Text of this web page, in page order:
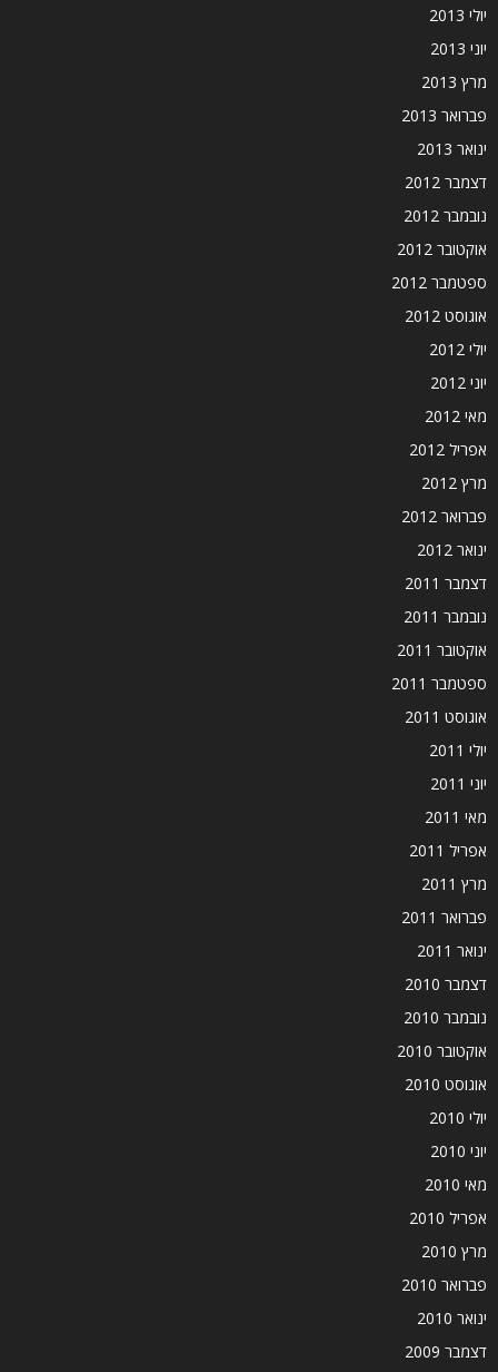
יולי 2013
יוני 2013
מרץ 2013
פברואר 2013
ינואר 2013
דצמבר 2012
נובמבר 2012
אוקטובר 2012
ספטמבר 2012
אוגוסט 2012
יולי 2012
יוני 2012
מאי 2012
אפריל 2012
מרץ 2012
פברואר 2012
ינואר 2012
דצמבר 2011
נובמבר 2011
אוקטובר 2011
ספטמבר 2011
אוגוסט 2011
יולי 2011
יוני 2011
מאי 2011
אפריל 2011
מרץ 2011
פברואר 2011
ינואר 2011
דצמבר 2010
נובמבר 2010
אוקטובר 2010
אוגוסט 2010
יולי 2010
יוני 2010
מאי 2010
אפריל 2010
מרץ 2010
פברואר 2010
ינואר 2010
דצמבר 2009